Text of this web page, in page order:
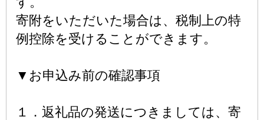
寄附をいただいた場合は、税制上の特
例控除を受けることができます。
▼お申込み前の確認事項
１．返礼品の発送につきましては、寄